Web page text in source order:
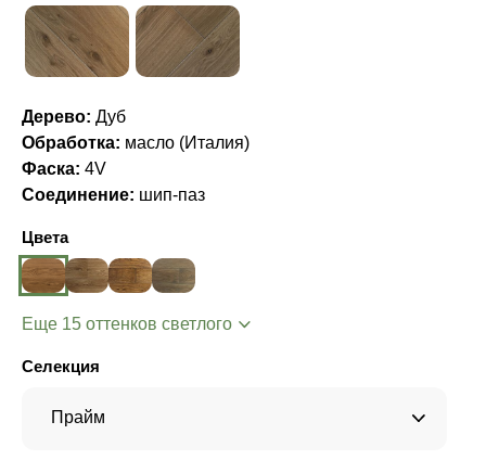
Дерево: Дуб
Обработка: масло (Италия)
Фаска: 4V
Соединение: шип-паз
Цвета
Еще 15 оттенков светлого
Селекция
Прайм